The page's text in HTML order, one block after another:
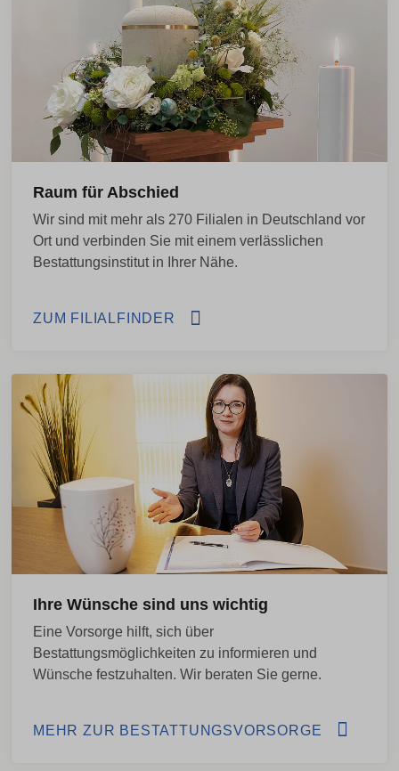
Raum für Abschied
Wir sind mit mehr als 270 Filialen in Deutschland vor
Ort und verbinden Sie mit einem verlässlichen
Bestattungsinstitut in Ihrer Nähe.
ZUM FILIALFINDER
Ihre Wünsche sind uns wichtig
Eine Vorsorge hilft, sich über
Bestattungsmöglichkeiten zu informieren und
Wünsche festzuhalten. Wir beraten Sie gerne.
MEHR ZUR BESTATTUNGSVORSORGE